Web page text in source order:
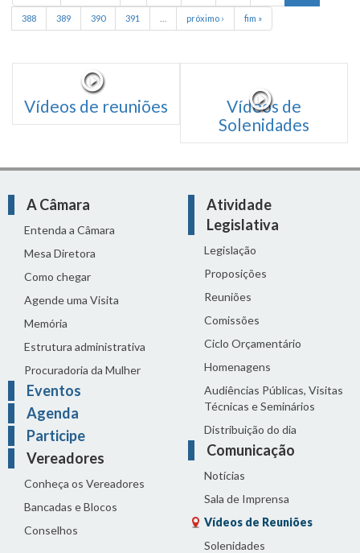
388 389 390 391 próximo › fim »
Vídeos de reuniões
Vídeos de
Solenidades
A Câmara
Entenda a Câmara
Mesa Diretora
Como chegar
Agende uma Visita
Memória
Estrutura administrativa
Procuradoria da Mulher
Eventos
Agenda
Participe
Vereadores
Conheça os Vereadores
Bancadas e Blocos
Conselhos
Atividade
Legislativa
Legislação
Proposições
Reuniões
Comissões
Ciclo Orçamentário
Homenagens
Audiências Públicas, Visitas
Técnicas e Seminários
Distribuição do dia
Comunicação
Notícias
Sala de Imprensa
Vídeos de Reuniões
Solenidades